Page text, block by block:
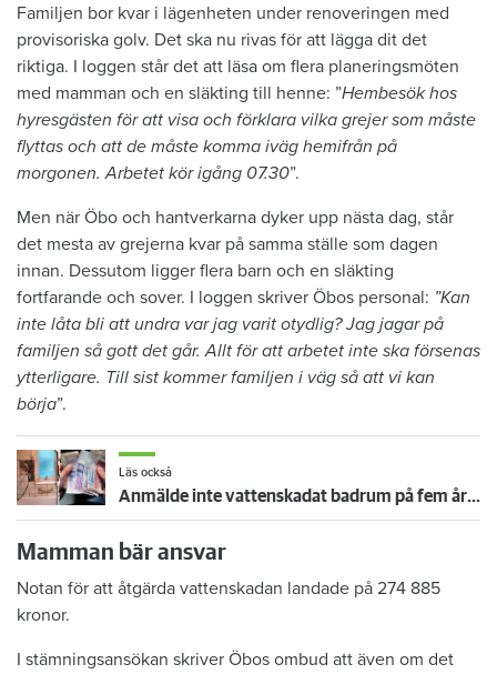
Familjen bor kvar i lägenheten under renoveringen med
provisoriska golv. Det ska nu rivas för att lägga dit det
riktiga. I loggen står det att läsa om flera planeringsmöten
med mamman och en släkting till henne: ”Hembesök hos
hyresgästen för att visa och förklara vilka grejer som måste
flyttas och att de måste komma iväg hemifrån på
morgonen. Arbetet kör igång 07.30”.
Men när Öbo och hantverkarna dyker upp nästa dag, står
det mesta av grejerna kvar på samma ställe som dagen
innan. Dessutom ligger flera barn och en släkting
fortfarande och sover. I loggen skriver Öbos personal: ”Kan
inte låta bli att undra var jag varit otydlig? Jag jagar på
familjen så gott det går. Allt för att arbetet inte ska försenas
ytterligare. Till sist kommer familjen i väg så att vi kan
börja”.
Läs också
Anmälde inte vattenskadat badrum på fem år – krävs på 125 000 kronor
Mamman bär ansvar
Notan för att åtgärda vattenskadan landade på 274 885
kronor.
I stämningsansökan skriver Öbos ombud att även om det